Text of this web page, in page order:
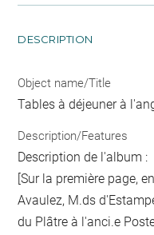
DESCRIPTION
Object name/Title
Tables à déjeuner à
Description/Features
Description de l'album :
[Sur la première page,
Avaulez, M.ds
du Plâtre à l'anci.e